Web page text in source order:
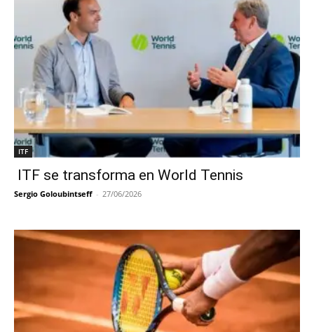
ITF
ITF se transforma en World Tennis
Sergio Goloubintseff - 27/06/2026